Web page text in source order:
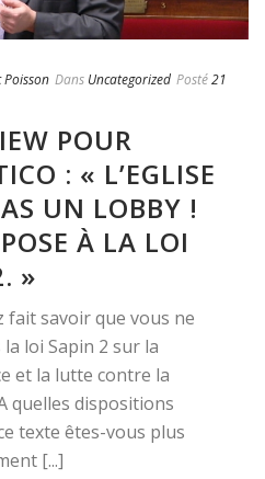
Poisson Dans Uncategorized Posté21
POUR
: « L’EGLISE
UN LOBBY !
À LA LOI
»
fait savoir que vous ne
loi Sapin 2 sur la
et la lutte contre la
quelles dispositions
texte êtes-vous plus
[...]